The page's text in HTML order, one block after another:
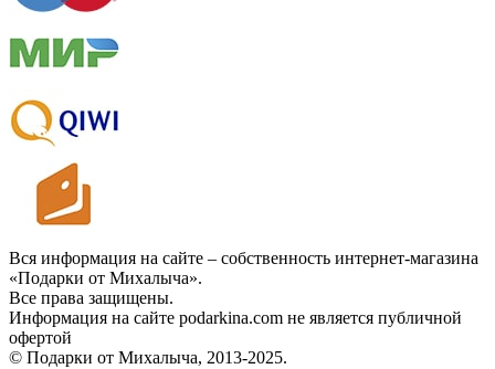
Вся информация на сайте – собственность интернет-магазина
«Подарки от Михалыча».
Все права защищены.
Информация на сайте podarkina.com не является публичной
офертой
© Подарки от Михалыча, 2013-2025.